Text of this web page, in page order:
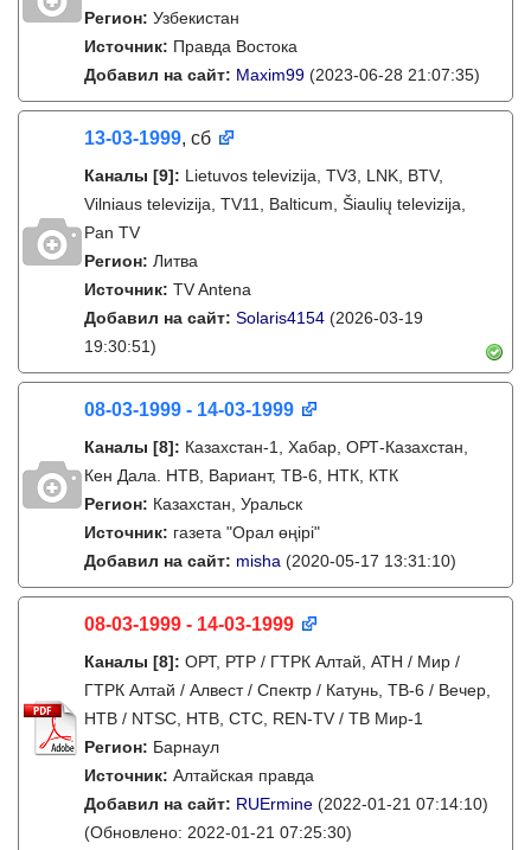
Регион: Узбекистан
Источник: Правда Востока
Добавил на сайт: Maxim99 (2023-06-28 21:07:35)
13-03-1999, сб
Каналы [9]: Lietuvos televizija, TV3, LNK, BTV,
Vilniaus televizija, TV11, Balticum, Šiaulių televizija,
Pan TV
Регион: Литва
Источник: TV Antena
Добавил на сайт: Solaris4154 (2026-03-19
19:30:51)
08-03-1999 - 14-03-1999
Каналы [8]: Казахстан-1, Хабар, ОРТ-Казахстан,
Кен Дала. НТВ, Вариант, ТВ-6, НТК, КТК
Регион: Казахстан, Уральск
Источник: газета "Орал өңірі"
Добавил на сайт: misha (2020-05-17 13:31:10)
08-03-1999 - 14-03-1999
Каналы [8]: ОРТ, РТР / ГТРК Алтай, АТН / Мир /
ГТРК Алтай / Алвест / Спектр / Катунь, ТВ-6 / Вечер,
НТВ / NTSC, НТВ, СТС, REN-TV / ТВ Мир-1
Регион: Барнаул
Источник: Алтайская правда
Добавил на сайт: RUErmine (2022-01-21 07:14:10)
(Обновлено: 2022-01-21 07:25:30)